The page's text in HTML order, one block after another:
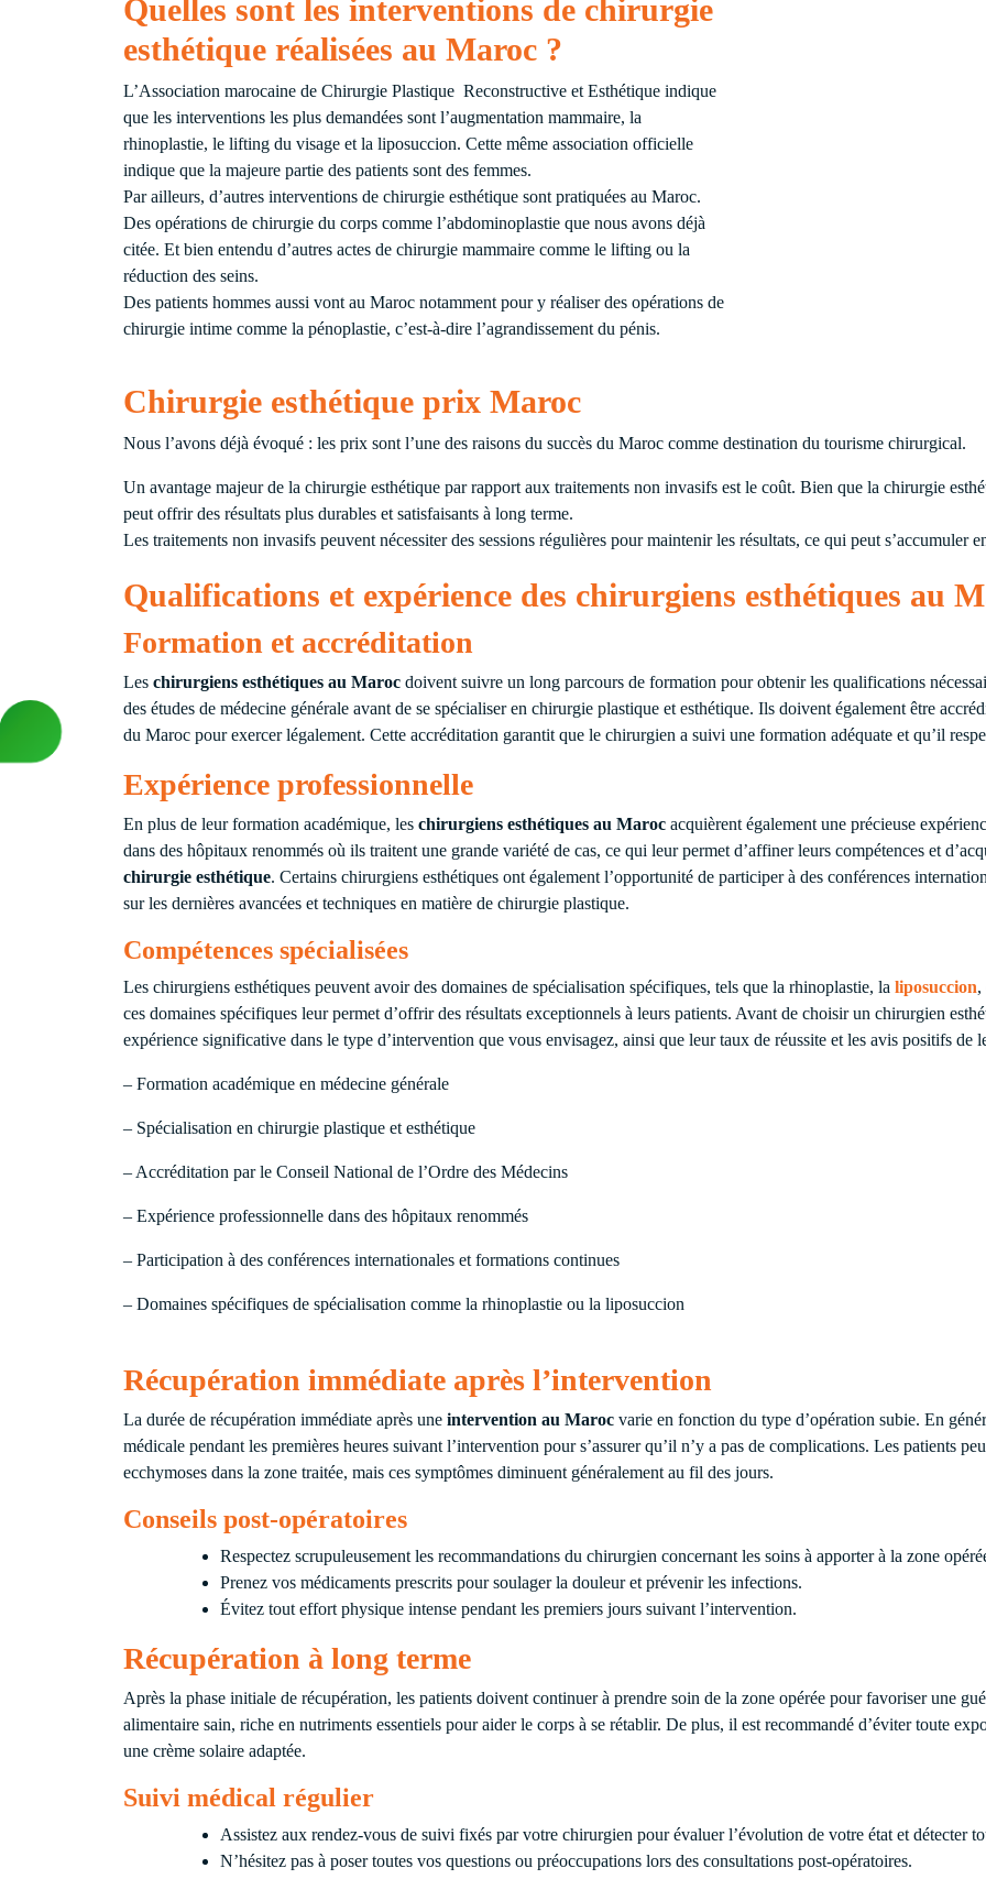
Quelles sont les interventions de chirurgie
esthétique réalisées au Maroc ?
L’Association marocaine de Chirurgie Plastique Reconstructive et Esthétique indique
que les interventions les plus demandées sont l’augmentation mammaire, la
rhinoplastie, le lifting du visage et la liposuccion. Cette même association officielle
indique que la majeure partie des patients sont des femmes.
Par ailleurs, d’autres interventions de chirurgie esthétique sont pratiquées au Maroc.
Des opérations de chirurgie du corps comme l’abdominoplastie que nous avons déjà
citée. Et bien entendu d’autres actes de chirurgie mammaire comme le lifting ou la
réduction des seins.
Des patients hommes aussi vont au Maroc notamment pour y réaliser des opérations de
chirurgie intime comme la pénoplastie, c’est-à-dire l’agrandissement du pénis.
Chirurgie esthétique prix Maroc
Nous l’avons déjà évoqué : les prix sont l’une des raisons du succès du Maroc comme destination du tourisme chirurgical.
Un avantage majeur de la chirurgie esthétique par rapport aux traitements non invasifs est le coût. Bien que la chirurgie
peut offrir des résultats plus durables et satisfaisants à long terme.
Les traitements non invasifs peuvent nécessiter des sessions régulières pour maintenir les résultats, ce qui peut s’accumuler
Qualifications et expérience des chirurgiens esthétiques au
Formation et accréditation
Les chirurgiens esthétiques au Maroc doivent suivre un long parcours de formation pour obtenir les qualifications
des études de médecine générale avant de se spécialiser en chirurgie plastique et esthétique. Ils doivent également être
du Maroc pour exercer légalement. Cette accréditation garantit que le chirurgien a suivi une formation adéquate et qu’il
Expérience professionnelle
En plus de leur formation académique, les chirurgiens esthétiques au Maroc acquièrent également une précieuse
dans des hôpitaux renommés où ils traitent une grande variété de cas, ce qui leur permet d’affiner leurs compétences et
chirurgie esthétique. Certains chirurgiens esthétiques ont également l’opportunité de participer à des conférences
sur les dernières avancées et techniques en matière de chirurgie plastique.
Compétences spécialisées
Les chirurgiens esthétiques peuvent avoir des domaines de spécialisation spécifiques, tels que la rhinoplastie, la liposuccion,
ces domaines spécifiques leur permet d’offrir des résultats exceptionnels à leurs patients. Avant de choisir un chirurgien
expérience significative dans le type d’intervention que vous envisagez, ainsi que leur taux de réussite et les avis positifs de
– Formation académique en médecine générale
– Spécialisation en chirurgie plastique et esthétique
– Accréditation par le Conseil National de l’Ordre des Médecins
– Expérience professionnelle dans des hôpitaux renommés
– Participation à des conférences internationales et formations continues
– Domaines spécifiques de spécialisation comme la rhinoplastie ou la liposuccion
Récupération immédiate après l’intervention
La durée de récupération immédiate après une intervention au Maroc varie en fonction du type d’opération subie. En
médicale pendant les premières heures suivant l’intervention pour s’assurer qu’il n’y a pas de complications. Les patients
ecchymoses dans la zone traitée, mais ces symptômes diminuent généralement au fil des jours.
Conseils post-opératoires
Respectez scrupuleusement les recommandations du chirurgien concernant les soins à apporter à la zone
Prenez vos médicaments prescrits pour soulager la douleur et prévenir les infections.
Évitez tout effort physique intense pendant les premiers jours suivant l’intervention.
Récupération à long terme
Après la phase initiale de récupération, les patients doivent continuer à prendre soin de la zone opérée pour favoriser une
alimentaire sain, riche en nutriments essentiels pour aider le corps à se rétablir. De plus, il est recommandé d’éviter toute
une crème solaire adaptée.
Suivi médical régulier
Assistez aux rendez-vous de suivi fixés par votre chirurgien pour évaluer l’évolution de votre état et détecter
N’hésitez pas à poser toutes vos questions ou préoccupations lors des consultations post-opératoires.